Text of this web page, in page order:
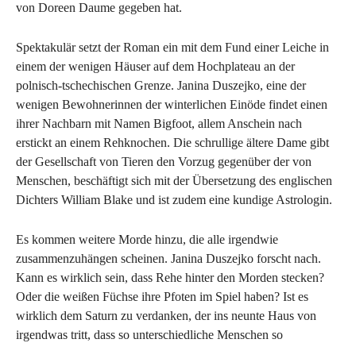
von Doreen Daume gegeben hat.
Spektakulär setzt der Roman ein mit dem Fund einer Leiche in
einem der wenigen Häuser auf dem Hochplateau an der
polnisch-tschechischen Grenze. Janina Duszejko, eine der
wenigen Bewohnerinnen der winterlichen Einöde findet einen
ihrer Nachbarn mit Namen Bigfoot, allem Anschein nach
erstickt an einem Rehknochen. Die schrullige ältere Dame gibt
der Gesellschaft von Tieren den Vorzug gegenüber der von
Menschen, beschäftigt sich mit der Übersetzung des englischen
Dichters William Blake und ist zudem eine kundige Astrologin.
Es kommen weitere Morde hinzu, die alle irgendwie
zusammenzuhängen scheinen. Janina Duszejko forscht nach.
Kann es wirklich sein, dass Rehe hinter den Morden stecken?
Oder die weißen Füchse ihre Pfoten im Spiel haben? Ist es
wirklich dem Saturn zu verdanken, der ins neunte Haus von
irgendwas tritt, dass so unterschiedliche Menschen so